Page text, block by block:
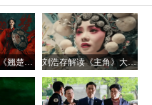
暑期剧集前瞻：《翘楚》《莫离》领衔多赛道竞争，现实题材能否破局出圈？ 刘浩存解读《主角》大结局：忆秦娥唱戏成渡人渡己的心灵之旅